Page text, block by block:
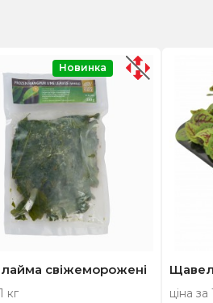
свіжеморожені
кг
Новинка
ціна